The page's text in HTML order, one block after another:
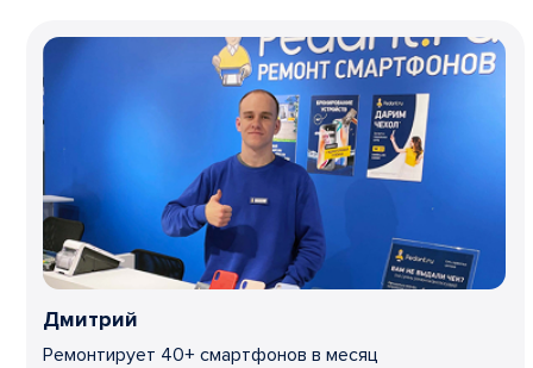
Дмитрий
Ремонтирует 40+ смартфонов в месяц